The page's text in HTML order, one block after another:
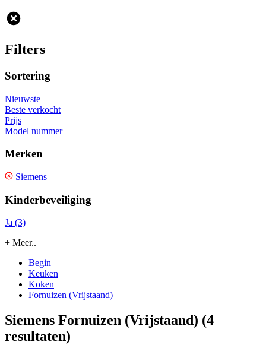
Filters
Sortering
Nieuwste
Beste verkocht
Prijs
Model nummer
Merken
Siemens
Kinderbeveiliging
Ja (3)
+ Meer..
Begin
Keuken
Koken
Fornuizen (Vrijstaand)
Siemens Fornuizen (Vrijstaand) (4
resultaten)